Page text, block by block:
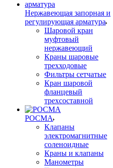
Нержавеющая запорная и
регулирующая арматура
Шаровой кран
муфтовый
нержавеющий
Краны шаровые
трехходовые
Фильтры сетчатые
Кран шаровой
фланцевый
трехсоставной
РОСМА
Клапаны
электромагнитные
соленоидные
Краны и клапаны
Манометры